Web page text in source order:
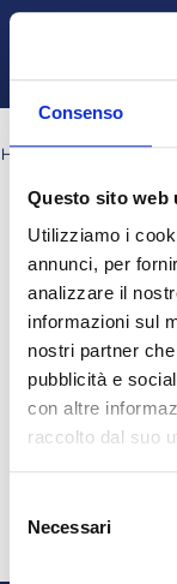
Consenso
Questo sito web
Utilizziamo i
annunci, per
analizzare il
informazioni sul
nostri partner
pubblicità e
con altre
raccolto dal suo
delNecessari
Vai al contenuto
Pannello
HOME PAGINE DEL
Blocchi
Blocchi
Blocchi
Blocchi
IRT
Tag correlati: Rasch
Nessun risultato
Ospite (Login)
Ottieni l'app mobile
© 2025 -
P.I. 02157060795 -